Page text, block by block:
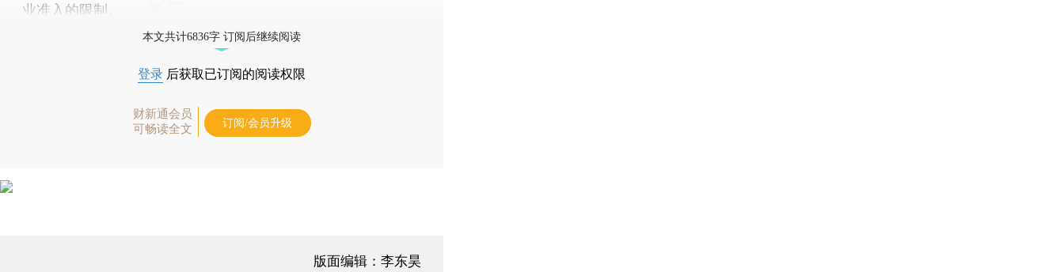
业准入的限制。
本文共计6836字 订阅后继续阅读
登录 后获取已订阅的阅读权限
财新通会员
可畅读全文
订阅/会员升级
版面编辑：李东昊